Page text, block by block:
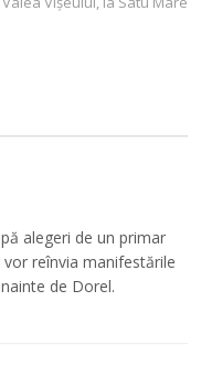
alegeri de un primar
reînvia manifestările
de Dorel.